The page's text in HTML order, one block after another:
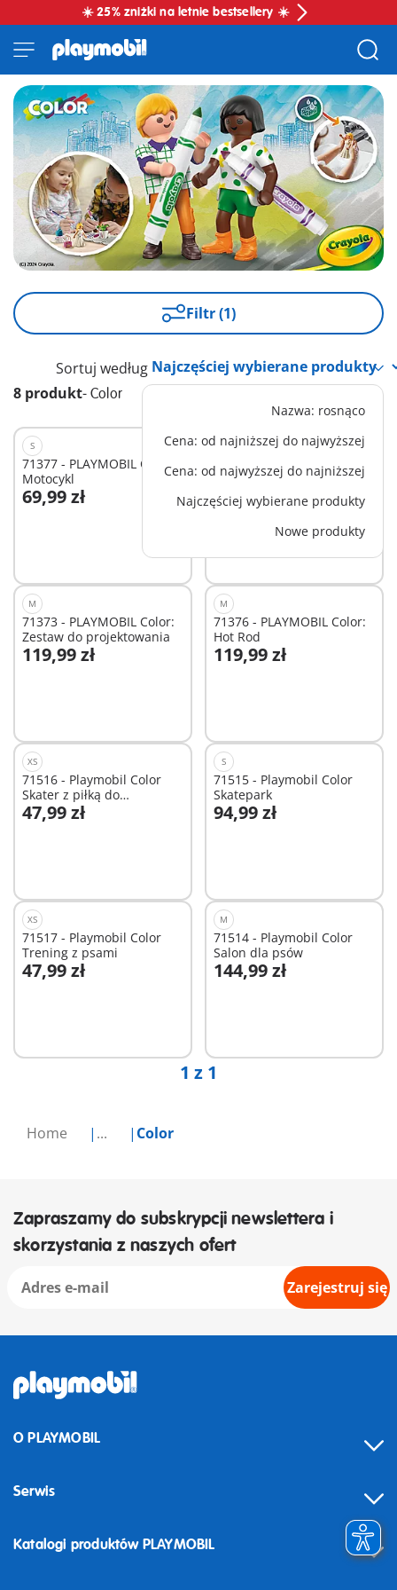
☀️ 25% zniżki na letnie bestsellery ☀️
Home ... Color
Filtr (1)
8 produkt- Color
Sortuj według
Nazwa: rosnąco
Cena: od najniższej do najwyższej
Cena: od najwyższej do najniższej
Najczęściej wybierane produkty
Nowe produkty
S
71377 - PLAYMOBIL Color:
Motocykl
69,99 zł
Dodaj do koszyka
XS
71374 - PLAYMOBIL Color:
Modna sukienka
61,99 zł
Dodaj do koszyka
M
71373 - PLAYMOBIL Color:
Zestaw do projektowania
119,99 zł
Dodaj do koszyka
M
71376 - PLAYMOBIL Color:
Hot Rod
119,99 zł
Dodaj do koszyka
XS
71516 - Playmobil Color
Skater z piłką do
koszykówki
47,99 zł
Dodaj do koszyka
S
71515 - Playmobil Color
Skatepark
94,99 zł
Dodaj do koszyka
XS
71517 - Playmobil Color
Trening z psami
47,99 zł
Dodaj do koszyka
M
71514 - Playmobil Color
Salon dla psów
144,99 zł
Dodaj do koszyka
1 z 1
Zapraszamy do subskrypcji newslettera i
skorzystania z naszych ofert
Zarejestruj się
O PLAYMOBIL
Serwis
Katalogi produktów PLAYMOBIL